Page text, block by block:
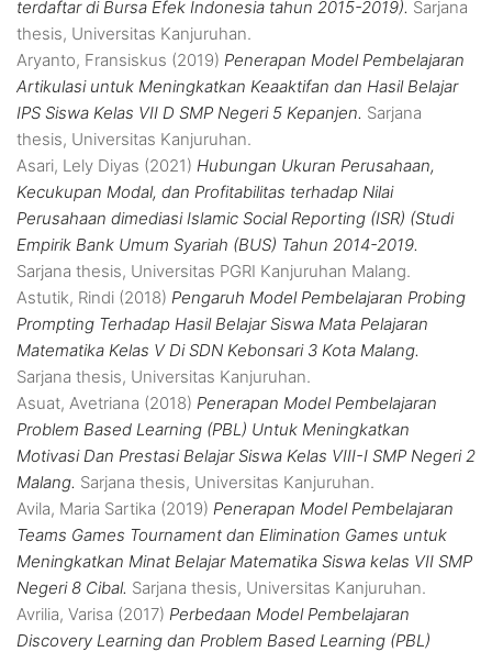
terdaftar di Bursa Efek Indonesia tahun 2015-2019). Sarjana
thesis, Universitas Kanjuruhan.
Aryanto, Fransiskus (2019) Penerapan Model Pembelajaran
Artikulasi untuk Meningkatkan Keaaktifan dan Hasil Belajar
IPS Siswa Kelas VII D SMP Negeri 5 Kepanjen. Sarjana
thesis, Universitas Kanjuruhan.
Asari, Lely Diyas (2021) Hubungan Ukuran Perusahaan,
Kecukupan Modal, dan Profitabilitas terhadap Nilai
Perusahaan dimediasi Islamic Social Reporting (ISR) (Studi
Empirik Bank Umum Syariah (BUS) Tahun 2014-2019.
Sarjana thesis, Universitas PGRI Kanjuruhan Malang.
Astutik, Rindi (2018) Pengaruh Model Pembelajaran Probing
Prompting Terhadap Hasil Belajar Siswa Mata Pelajaran
Matematika Kelas V Di SDN Kebonsari 3 Kota Malang.
Sarjana thesis, Universitas Kanjuruhan.
Asuat, Avetriana (2018) Penerapan Model Pembelajaran
Problem Based Learning (PBL) Untuk Meningkatkan
Motivasi Dan Prestasi Belajar Siswa Kelas VIII-I SMP Negeri 2
Malang. Sarjana thesis, Universitas Kanjuruhan.
Avila, Maria Sartika (2019) Penerapan Model Pembelajaran
Teams Games Tournament dan Elimination Games untuk
Meningkatkan Minat Belajar Matematika Siswa kelas VII SMP
Negeri 8 Cibal. Sarjana thesis, Universitas Kanjuruhan.
Avrilia, Varisa (2017) Perbedaan Model Pembelajaran
Discovery Learning dan Problem Based Learning (PBL)